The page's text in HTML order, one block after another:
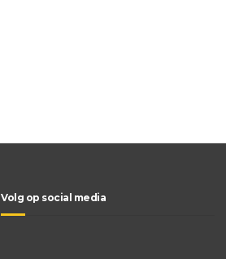
Volg op social media